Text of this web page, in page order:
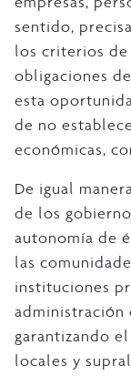
sentido,
los criterios de
obligaciones
esta
de no
económicas,
De igual
de los
autonomía de
las
instituciones
administración
garantizando
locales y